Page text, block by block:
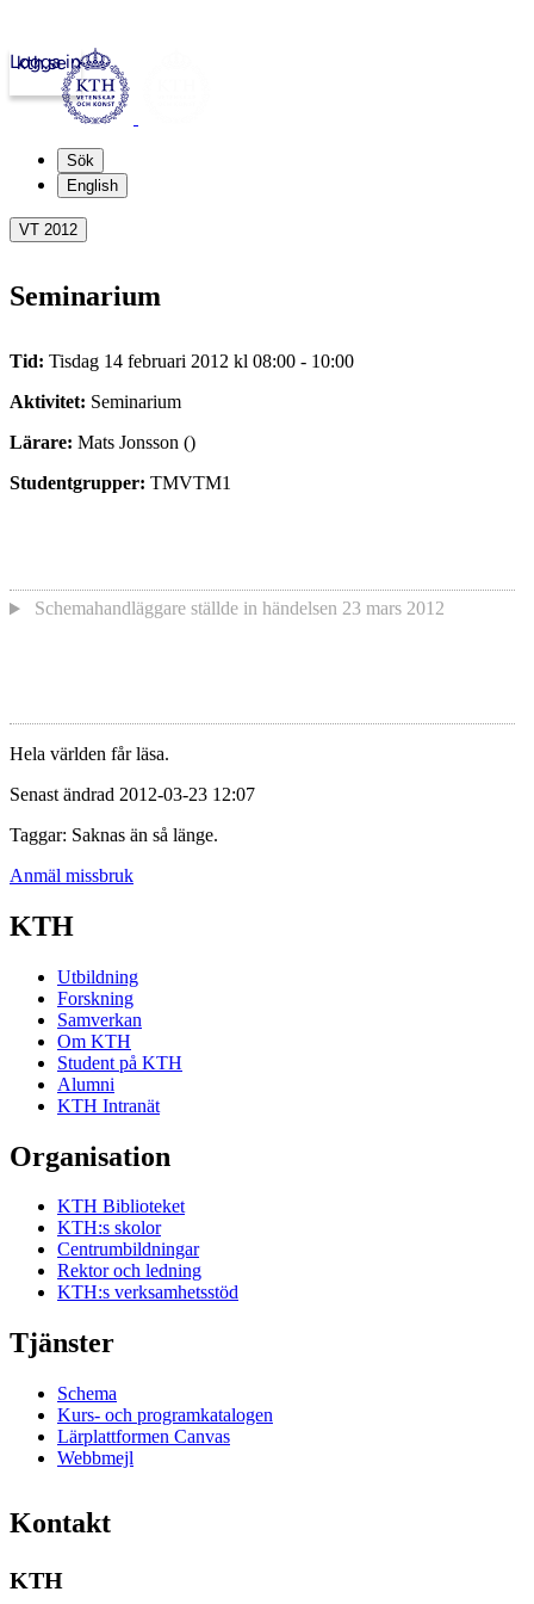
kth.se
Logga in
Sök
English
VT 2012
Seminarium
Tid: Tisdag 14 februari 2012 kl 08:00 - 10:00
Aktivitet: Seminarium
Lärare: Mats Jonsson ()
Studentgrupper: TMVTM1
Schemahandläggare ställde in händelsen 23 mars 2012
Hela världen får läsa.
Senast ändrad 2012-03-23 12:07
Taggar: Saknas än så länge.
Anmäl missbruk
KTH
Utbildning
Forskning
Samverkan
Om KTH
Student på KTH
Alumni
KTH Intranät
Organisation
KTH Biblioteket
KTH:s skolor
Centrumbildningar
Rektor och ledning
KTH:s verksamhetsstöd
Tjänster
Schema
Kurs- och programkatalogen
Lärplattformen Canvas
Webbmejl
Kontakt
KTH